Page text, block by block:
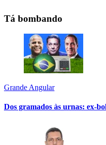
Tá bombando
Grande Angular
Dos gramados às urnas: ex-